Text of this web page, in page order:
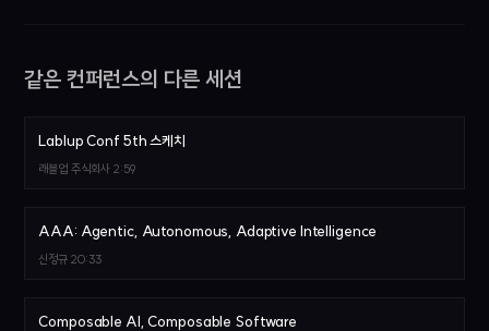
같은 컨퍼런스의 다른 세션
Lablup Conf 5th 스케치
래블업 주식회사 2:59
AAA: Agentic, Autonomous, Adaptive Intelligence
신정규 20:33
Composable AI, Composable Software